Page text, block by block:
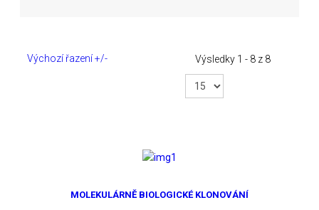
Výchozí řazení +/- Výsledky 1 - 8 z 8
MOLEKULÁRNĚ BIOLOGICKÉ KLONOVÁNÍ